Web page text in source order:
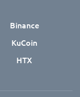
Binance
KuCoin
HTX